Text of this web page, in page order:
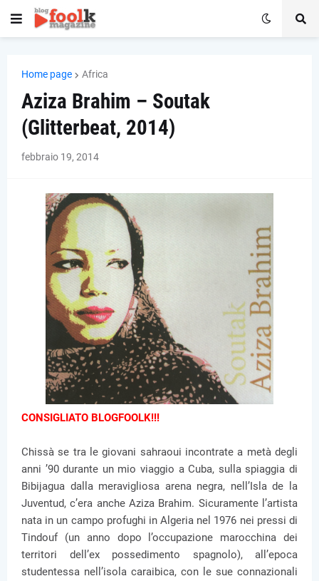
Home page Africa
Aziza Brahim – Soutak
(Glitterbeat, 2014)
febbraio 19, 2014
CONSIGLIATO BLOGFOOLK!!!
Chissà se tra le giovani sahraoui incontrate a metà degli
anni ’90 durante un mio viaggio a Cuba, sulla spiaggia di
Bibijagua dalla meravigliosa arena negra, nell’Isla de la
Juventud, c’era anche Aziza Brahim. Sicuramente l’artista
nata in un campo profughi in Algeria nel 1976 nei pressi di
Tindouf (un anno dopo l’occupazione marocchina dei
territori dell’ex possedimento spagnolo), all’epoca
studentessa nell’isola caraibica, con le sue connazionali